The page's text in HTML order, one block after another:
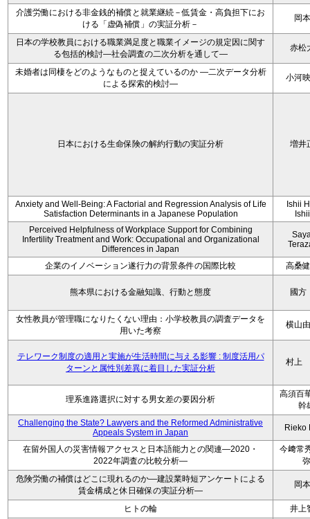
介護労働における非金銭的補償と就業継続－低賃金・高負担下にお
ける「虚偽補償」の実証分析－
岡
日本の学校教員における職業満足度と職業イメージの規定因に関す
る包括的検討―社会調査の二次分析を通して―
赤松
未婚者は同棲をどのようなものと捉えているのか —二次データ分析
による探索的検討—
小河
日本における生命保険の解約行動の実証分析 増井
Anxiety and Well-Being: A Factorial and Regression Analysis of Life
Satisfaction Determinants in a Japanese Population
Ishii
Perceived Helpfulness of Workplace Support for Combining
Infertility Treatment and Work: Occupational and Organizational
Differences in Japan
企業のイノベーション遂行力の背景条件の国際比較 高桑
熊本県における金融知識、行動と態度 國
女性教員が管理職になりたくない理由：小学校教員の調査データを
用いた考察
横山
テレワーク制度の適用と実施が生活時間に与える影響 : 制度活用パ
ターンと属性別差異に着目した実証分析
村上
理系進路選択に対する男女差の要因分析
高須百
幹
Challenging the State? Lawyers and the Reformed Administrative
Appeals System in Japan
Rieko
在留外国人の災害情報アクセスと日本語能力との関連―2020・
2022年調査の比較分析―
今﨑常
弥
危険労働の補償はどこに現れるのか―建設業時短アンケートによる
賃金構成と休日確保の実証分析―
岡
ヒトの輪 井上